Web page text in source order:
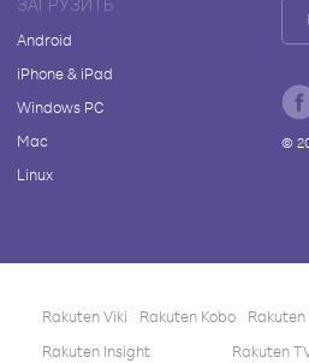
ЗАГРУЗИТЬ
Android
iPhone & iPad
Windows PC
Mac
Linux
©
Rakuten Viki Rakuten Kobo Rakuten
Rakuten Insight
Rakuten